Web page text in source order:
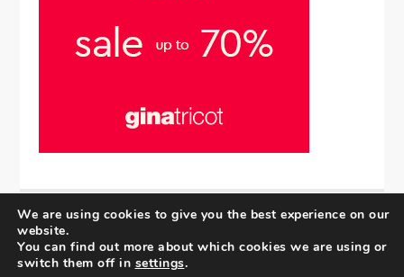
Upphovsrätt © 2025 | Alla rättigheter förbehållna.
Villkor och Cookies|Integritetspolicy| Mik av
Shark Themes
We are using cookies to give you the best experience on our
website.
You can find out more about which cookies we are using or
switch them off in settings.